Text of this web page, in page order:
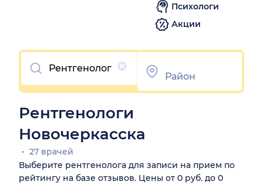
Психологи
Акции
Очистить
Рентгенологи
Новочеркасска
27 врачей
Выберите рентгенолога для записи на прием по
рейтингу на базе отзывов. Цены от 0 руб. до 0